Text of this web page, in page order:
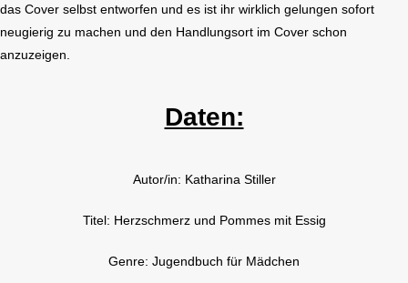
das Cover selbst entworfen und es ist ihr wirklich gelungen sofort
neugierig zu machen und den Handlungsort im Cover schon
anzuzeigen.
Daten:
Autor/in: Katharina Stiller
Titel: Herzschmerz und Pommes mit Essig
Genre: Jugendbuch für Mädchen